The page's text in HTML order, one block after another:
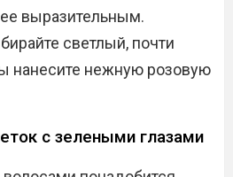
выразительным.
светлый, почти
нанесите нежную розовую
с зелеными глазами